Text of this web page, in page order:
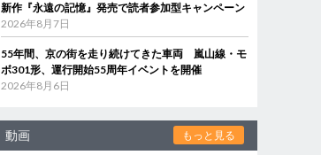
新作『永遠の記憶』発売で読者参加型キャンペーン
2026年8月7日
55年間、京の街を走り続けてきた車両 嵐山線・モ
ボ301形、運行開始55周年イベントを開催
2026年8月6日
動画 もっと見る